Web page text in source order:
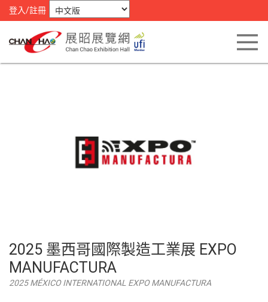
登入/註冊
2025 墨西哥國際製造工業展 EXPO
MANUFACTURA
2025 MÉXICO INTERNATIONAL EXPO MANUFACTURA